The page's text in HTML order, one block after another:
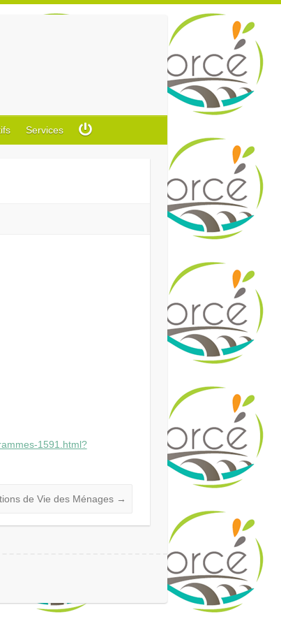
Services
1591.html?
de Vie des Ménages →